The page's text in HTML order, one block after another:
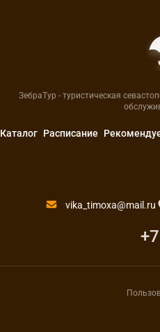
ЗебраТур - туристическая
Каталог Расписание
vika_timoxa@mail.ru